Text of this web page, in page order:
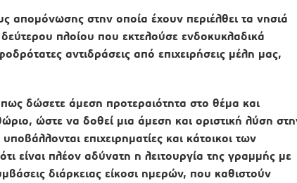
απομόνωσης στην οποία έχουν περιέλθει τα νησιά
πλοίου που εκτελούσε ενδοκυκλαδικά
αντιδράσεις από επιχειρήσεις μέλη μας,
δώσετε άμεση προτεραιότητα στο θέμα και
ώστε να δοθεί μια άμεση και οριστική λύση
επιχειρηματίες και κάτοικοι των
είναι πλέον αδύνατη η λειτουργία της γραμμής με
διάρκειας είκοσι ημερών, που καθιστούν